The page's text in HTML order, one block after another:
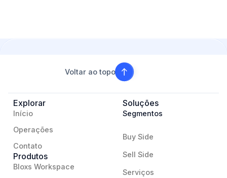
Voltar ao topo
Explorar
Início
Operações
Contato
Produtos
Bloxs Workspace
Soluções
Segmentos
Buy Side
Sell Side
Serviços